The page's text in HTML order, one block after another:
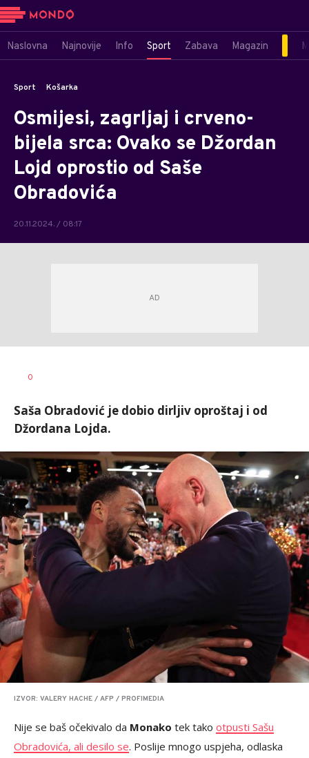
Naslovna Najnovije Info Sport Zabava Magazin
Sport Košarka
Osmijesi, zagrljaj i crveno-
bijela srca: Ovako se Džordan
Lojd oprostio od Saše
Obradovića
20.11.2024. / 08:17
0
Saša Obradović je dobio dirljiv oproštaj i od
Džordana Lojda.
IZVOR: VALERY HACHE / AFP / PROFIMEDIA
Nije se baš očekivalo da Monako tek tako otpusti Sašu
Obradovića, ali desilo se. Poslije mnogo uspjeha, odlaska